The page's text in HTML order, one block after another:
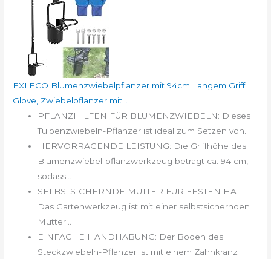
EXLECO Blumenzwiebelpflanzer mit 94cm Langem Griff
Glove, Zwiebelpflanzer mit...
PFLANZHILFEN FÜR BLUMENZWIEBELN: Dieses
Tulpenzwiebeln-Pflanzer ist ideal zum Setzen von...
HERVORRAGENDE LEISTUNG: Die Griffhöhe des
Blumenzwiebel-pflanzwerkzeug beträgt ca. 94 cm,
sodass...
SELBSTSICHERNDE MUTTER FÜR FESTEN HALT:
Das Gartenwerkzeug ist mit einer selbstsichernden
Mutter...
EINFACHE HANDHABUNG: Der Boden des
Steckzwiebeln-Pflanzer ist mit einem Zahnkranz